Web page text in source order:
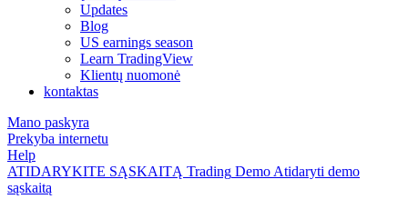
Updates
Blog
US earnings season
Learn TradingView
Klientų nuomonė
kontaktas
Mano paskyra
Prekyba internetu
Help
ATIDARYKITE SĄSKAITĄ Trading Demo Atidaryti demo
sąskaitą